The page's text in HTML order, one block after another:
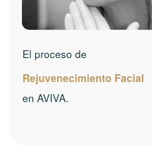
El proceso de
Rejuvenecimiento Facial
en AVIVA.